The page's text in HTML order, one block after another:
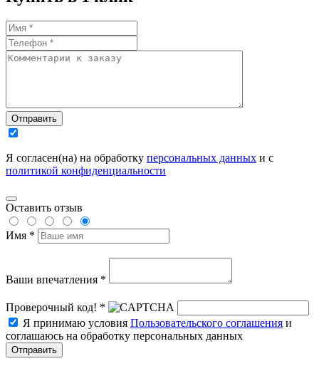
Отправить
Я согласен(на) на обработку персональных данных и с
политикой конфиденциальности
Оставить отзыв
Имя *
Ваши впечатления *
Проверочный код! *
Я принимаю условия Пользовательского соглашения и
соглашаюсь на обработку персональных данных
Отправить